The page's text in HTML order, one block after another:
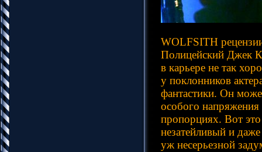
WOLFSITH
Полицейский Джек
в карьере не так
у поклонников
фантастики. Он
особого
пропорциях. Вот
незатейливый и
уж несерьезной